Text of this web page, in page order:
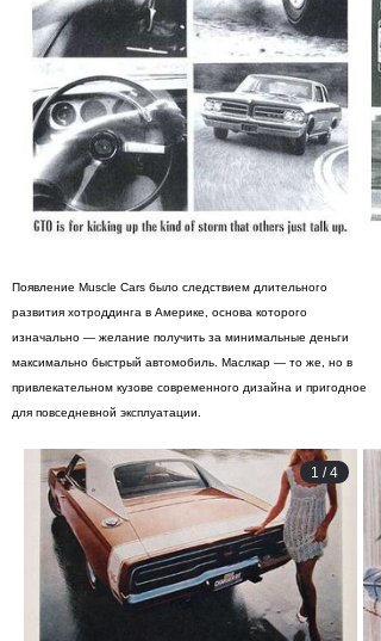
Появление Muscle Cars было следствием длительного
развития хотроддинга в Америке, основа которого
изначально — желание получить за минимальные деньги
максимально быстрый автомобиль. Маслкар — то же, но в
привлекательном кузове современного дизайна и пригодное
для повседневной эксплуатации.
1 /4